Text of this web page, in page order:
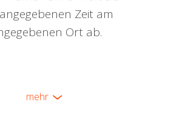
Zeit am
Ort ab.
mehr